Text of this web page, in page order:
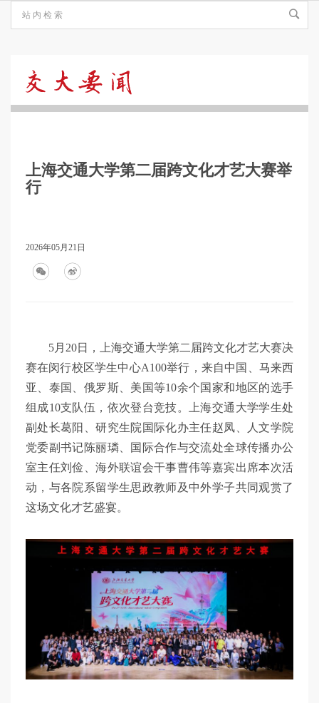
要
上海交通大学第二届跨文化才艺大赛举
行
2026年05月21日
5月20日，上海交通大学第二届跨文化才艺大赛决
赛在闵行校区学生中心A100举行，来自中国、马来西
亚、泰国、俄罗斯、美国等10余个国家和地区的选手
组成10支队伍，依次登台竞技。上海交通大学学生处
副处长葛阳、研究生院国际化办主任赵凤、人文学院
党委副书记陈丽璘、国际合作与交流处全球传播办公
室主任刘俭、海外联谊会干事曹伟等嘉宾出席本次活
动，与各院系留学生思政教师及中外学子共同观赏了
这场文化才艺盛宴。